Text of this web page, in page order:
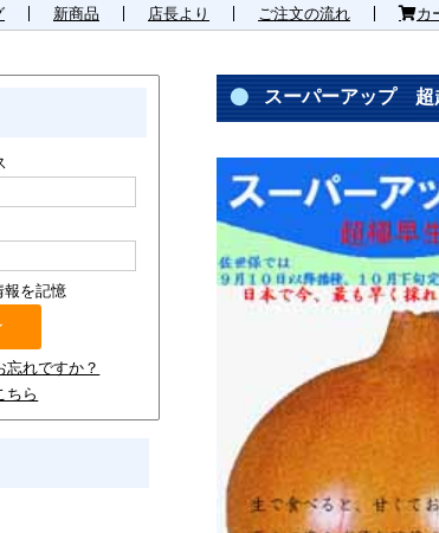
新商品 店長より ご注文の流れ カ
スーパーアップ 超
報を記憶
忘れですか？
ちら